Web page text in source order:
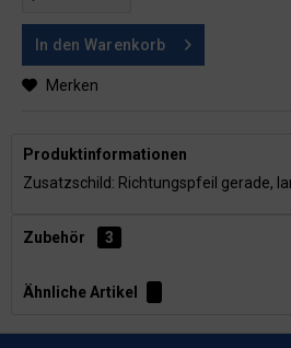
In den Warenkorb
Merken
Produktinformationen
Zusatzschild: Richtungspfeil gerade,
Zubehör 3
Ähnliche Artikel